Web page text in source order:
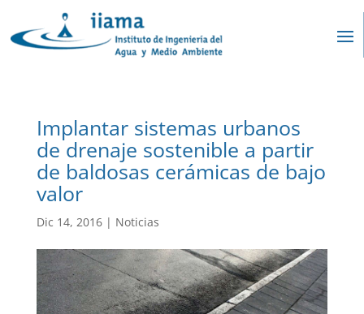
Implantar sistemas urbanos
de drenaje sostenible a partir
de baldosas cerámicas de bajo
valor
Dic 14, 2016| Noticias